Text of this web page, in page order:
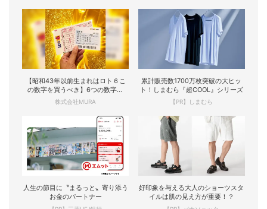
【昭和43年以前生まれはロト６こ
の数字を買うべき】6つの数字が
「完全一致」する方...
株式会社MURA
累計販売数1700万枚突破の大ヒッ
ト！しまむら『超COOL』シリーズ
【PR】しまむら
人生の節目に〝まるっと〟寄り添う
お金のパートナー
好印象を与える大人のショーツスタ
イルは肌の見え方が重要！？